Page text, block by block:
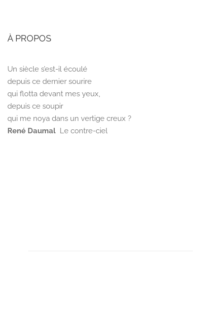
À PROPOS
Un siècle s’est-il écoulé
depuis ce dernier sourire
qui flotta devant mes yeux,
depuis ce soupir
qui me noya dans un vertige creux ?
René Daumal Le contre-ciel